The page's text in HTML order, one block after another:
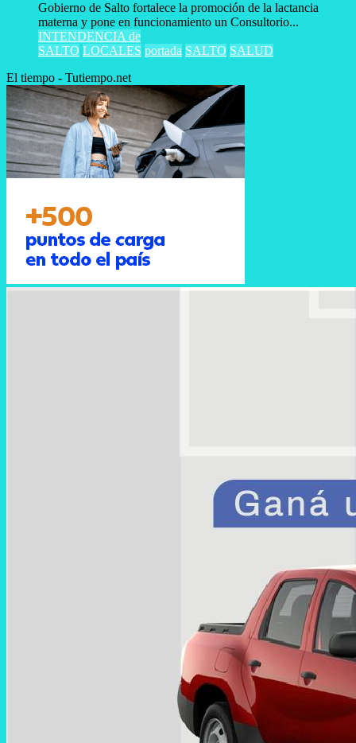
Gobierno de Salto fortalece la promoción de la lactancia
materna y pone en funcionamiento un Consultorio...
INTENDENCIA de
SALTO LOCALES portada SALTO SALUD
El tiempo - Tutiempo.net